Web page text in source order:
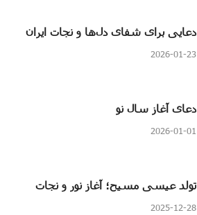
دعایی برای شفای دل‌ها و نجات ایران
2026-01-23
دعای آغاز سال نو
2026-01-01
تولد عیسی مسیح؛ آغاز نور و نجات
2025-12-28